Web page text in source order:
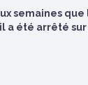
semaines
a été arrêté